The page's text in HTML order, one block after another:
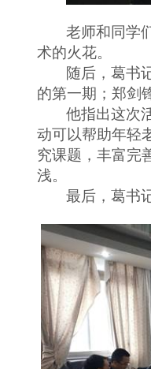
老师和同学
术的火花。
随后，葛书
的第一期；郑剑
他指出这次
动可以帮助年轻
究课题，丰富完
浅。
最后，葛书